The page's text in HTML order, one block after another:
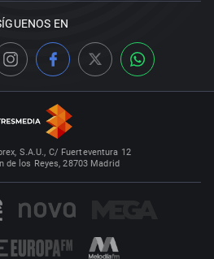
EN
S.A.U., C/ Fuerteventura 12
de los Reyes, 28703 Madrid